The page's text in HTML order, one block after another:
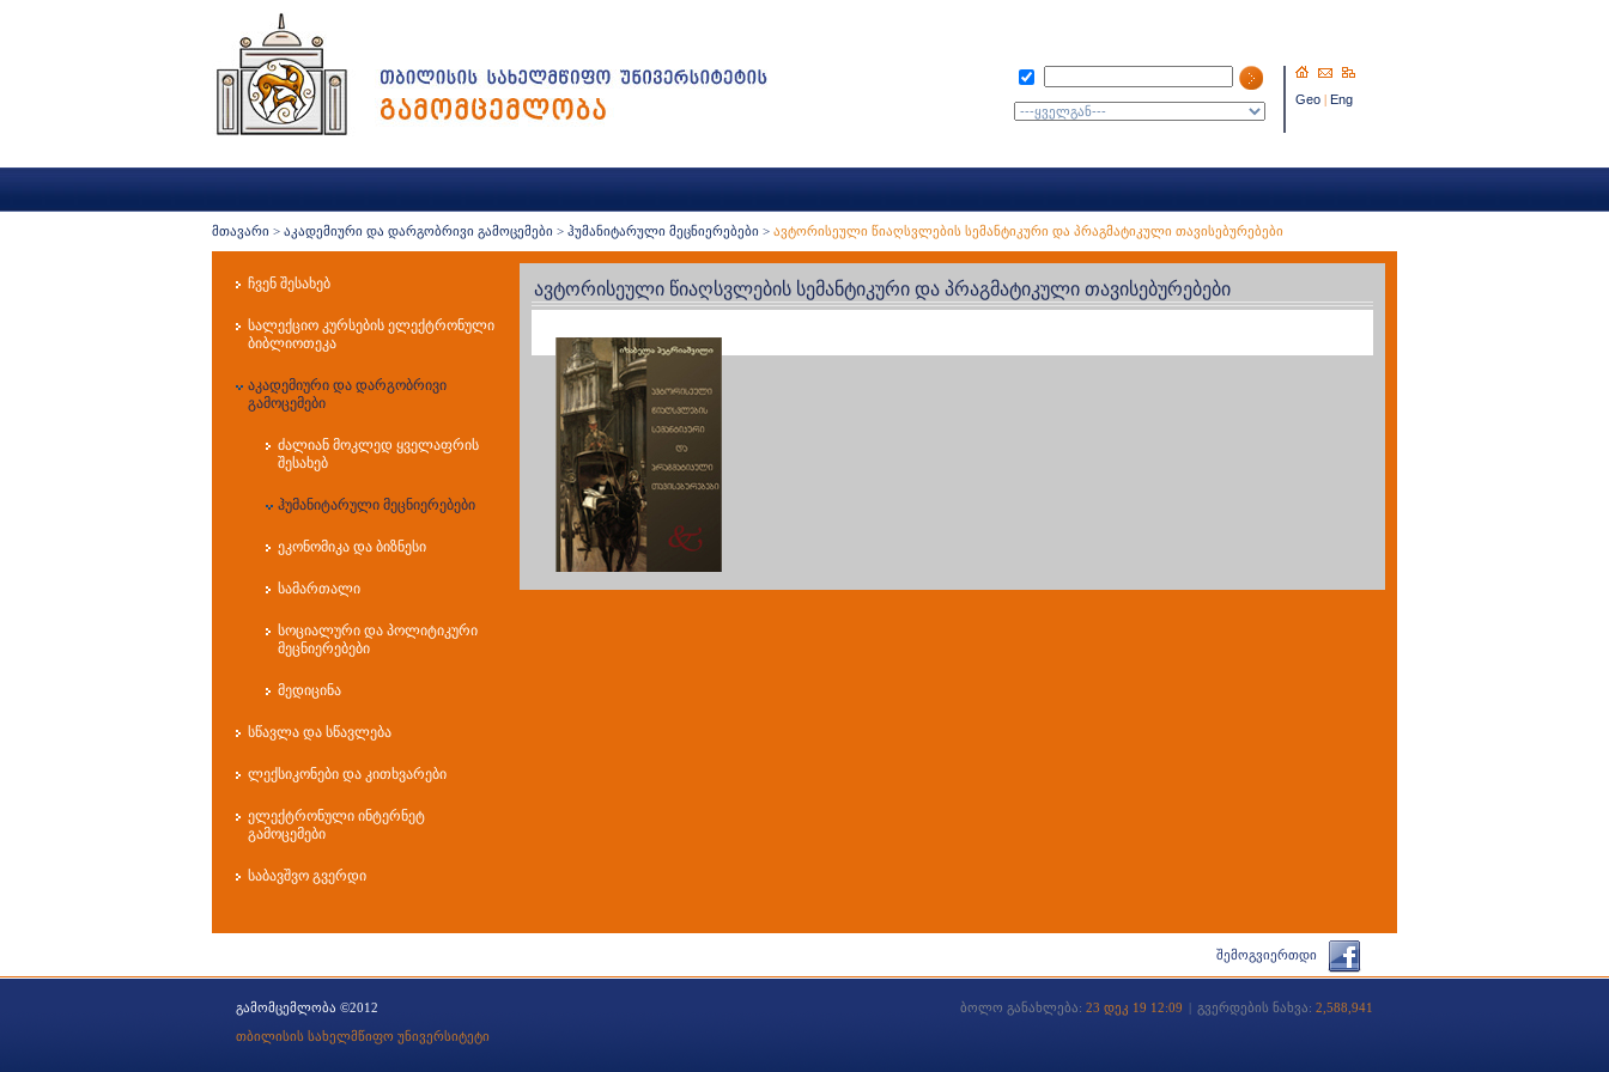
Geo | Eng
მთავარი > აკადემიური და დარგობრივი გამოცემები > ჰუმანიტარული მეცნიერებები > ავტორისეული წიაღსვლების სემანტიკური და პრაგმატიკული თავისებურებები
ჩვენ შესახებ
სალექციო კურსების ელექტრონული
ბიბლიოთეკა
აკადემიური და დარგობრივი
გამოცემები
ძალიან მოკლედ ყველაფრის
შესახებ
ჰუმანიტარული მეცნიერებები
ეკონომიკა და ბიზნესი
სამართალი
სოციალური და პოლიტიკური
მეცნიერებები
მედიცინა
სწავლა და სწავლება
ლექსიკონები და კითხვარები
ელექტრონული ინტერნეტ
გამოცემები
საბავშვო გვერდი
ავტორისეული წიაღსვლების სემანტიკური და პრაგმატიკული თავისებურებები
შემოგვიერთდი
გამომცემლობა ©2012
თბილისის სახელმწიფო უნივერსიტეტი
ბოლო განახლება: 23 დეკ 19 12:09 | გვერდების ნახვა: 2,588,941